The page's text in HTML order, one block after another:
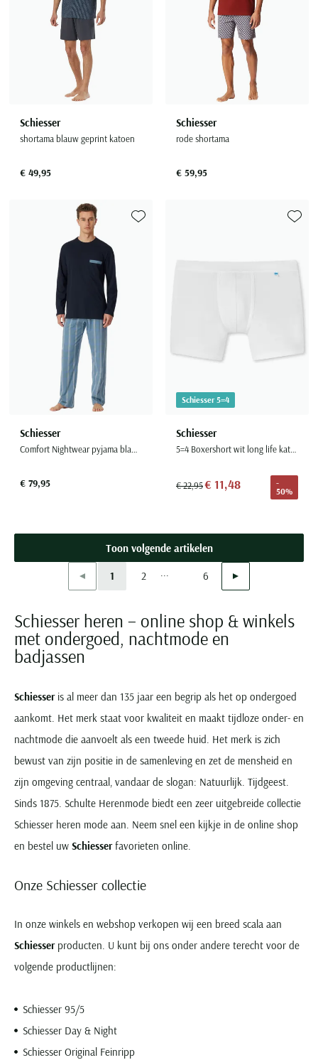
Schiesser
shortama blauw geprint katoen
€ 49,95
Schiesser
rode shortama
€ 59,95
Schiesser
Comfort Nightwear pyjama blauw geruit katoen
€ 79,95
Schiesser
5=4 Boxershort wit long life katoen
€ 22,95€ 11,48
-
50%
Schiesser 5=4
Toon volgende artikelen
Vorige
1 2
...
Page
6 Volgende
Schiesser heren – online shop & winkels
met ondergoed, nachtmode en
badjassen
Schiesseris al meer dan 135 jaar een begrip als het op ondergoed
aankomt. Het merk staat voor kwaliteit en maakt tijdloze onder- en
nachtmode die aanvoelt als een tweede huid. Het merk is zich
bewust van zijn positie in de samenleving en zet de mensheid en
zijn omgeving centraal, vandaar de slogan: Natuurlijk. Tijdgeest.
Sinds 1875. Schulte Herenmode biedt een zeer uitgebreide collectie
Schiesser heren mode aan. Neem snel een kijkje in de online shop
en bestel uw Schiesserfavorieten online.
Onze Schiesser collectie
In onze winkels en webshop verkopen wij een breed scala aan
Schiesserproducten. U kunt bij ons onder andere terecht voor de
volgende productlijnen:
Schiesser 95/5
Schiesser Day & Night
Schiesser Original Feinripp